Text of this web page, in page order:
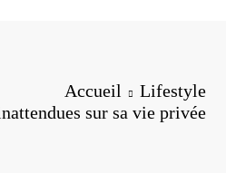
Accueil
Lifestyle
sur sa vie privée